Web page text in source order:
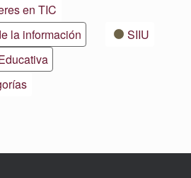
en TIC
la información
SIIU